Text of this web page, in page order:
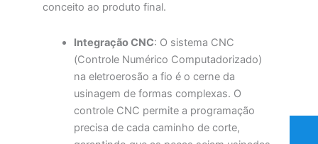
conceito ao produto final.
Integração CNC: O sistema CNC
(Controle Numérico Computadorizado)
na eletroerosão a fio é o cerne da
usinagem de formas complexas. O
controle CNC permite a programação
precisa de cada caminho de corte,